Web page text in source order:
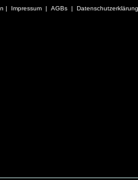
| Impressum | AGBs | Datenschutzerklärung